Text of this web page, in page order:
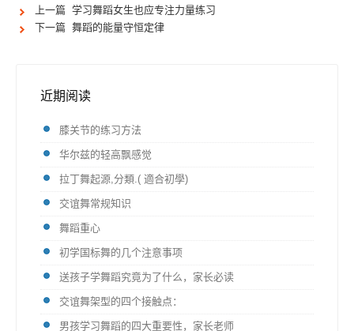
上一篇 学习舞蹈女生也应专注力量练习
下一篇 舞蹈的能量守恒定律
近期阅读
膝关节的练习方法
华尔兹的轻高飘感觉
拉丁舞起源,分類.( 適合初學)
交谊舞常规知识
舞蹈重心
初学国标舞的几个注意事项
送孩子学舞蹈究竟为了什么，家长必读
交谊舞架型的四个接触点：
男孩学习舞蹈的四大重要性，家长老师